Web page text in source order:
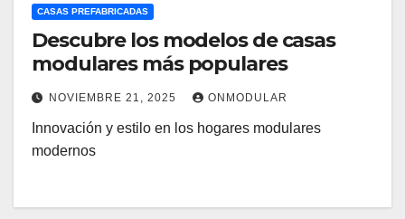
CASAS PREFABRICADAS
Descubre los modelos de casas
modulares más populares
NOVIEMBRE 21, 2025 ONMODULAR
Innovación y estilo en los hogares modulares
modernos